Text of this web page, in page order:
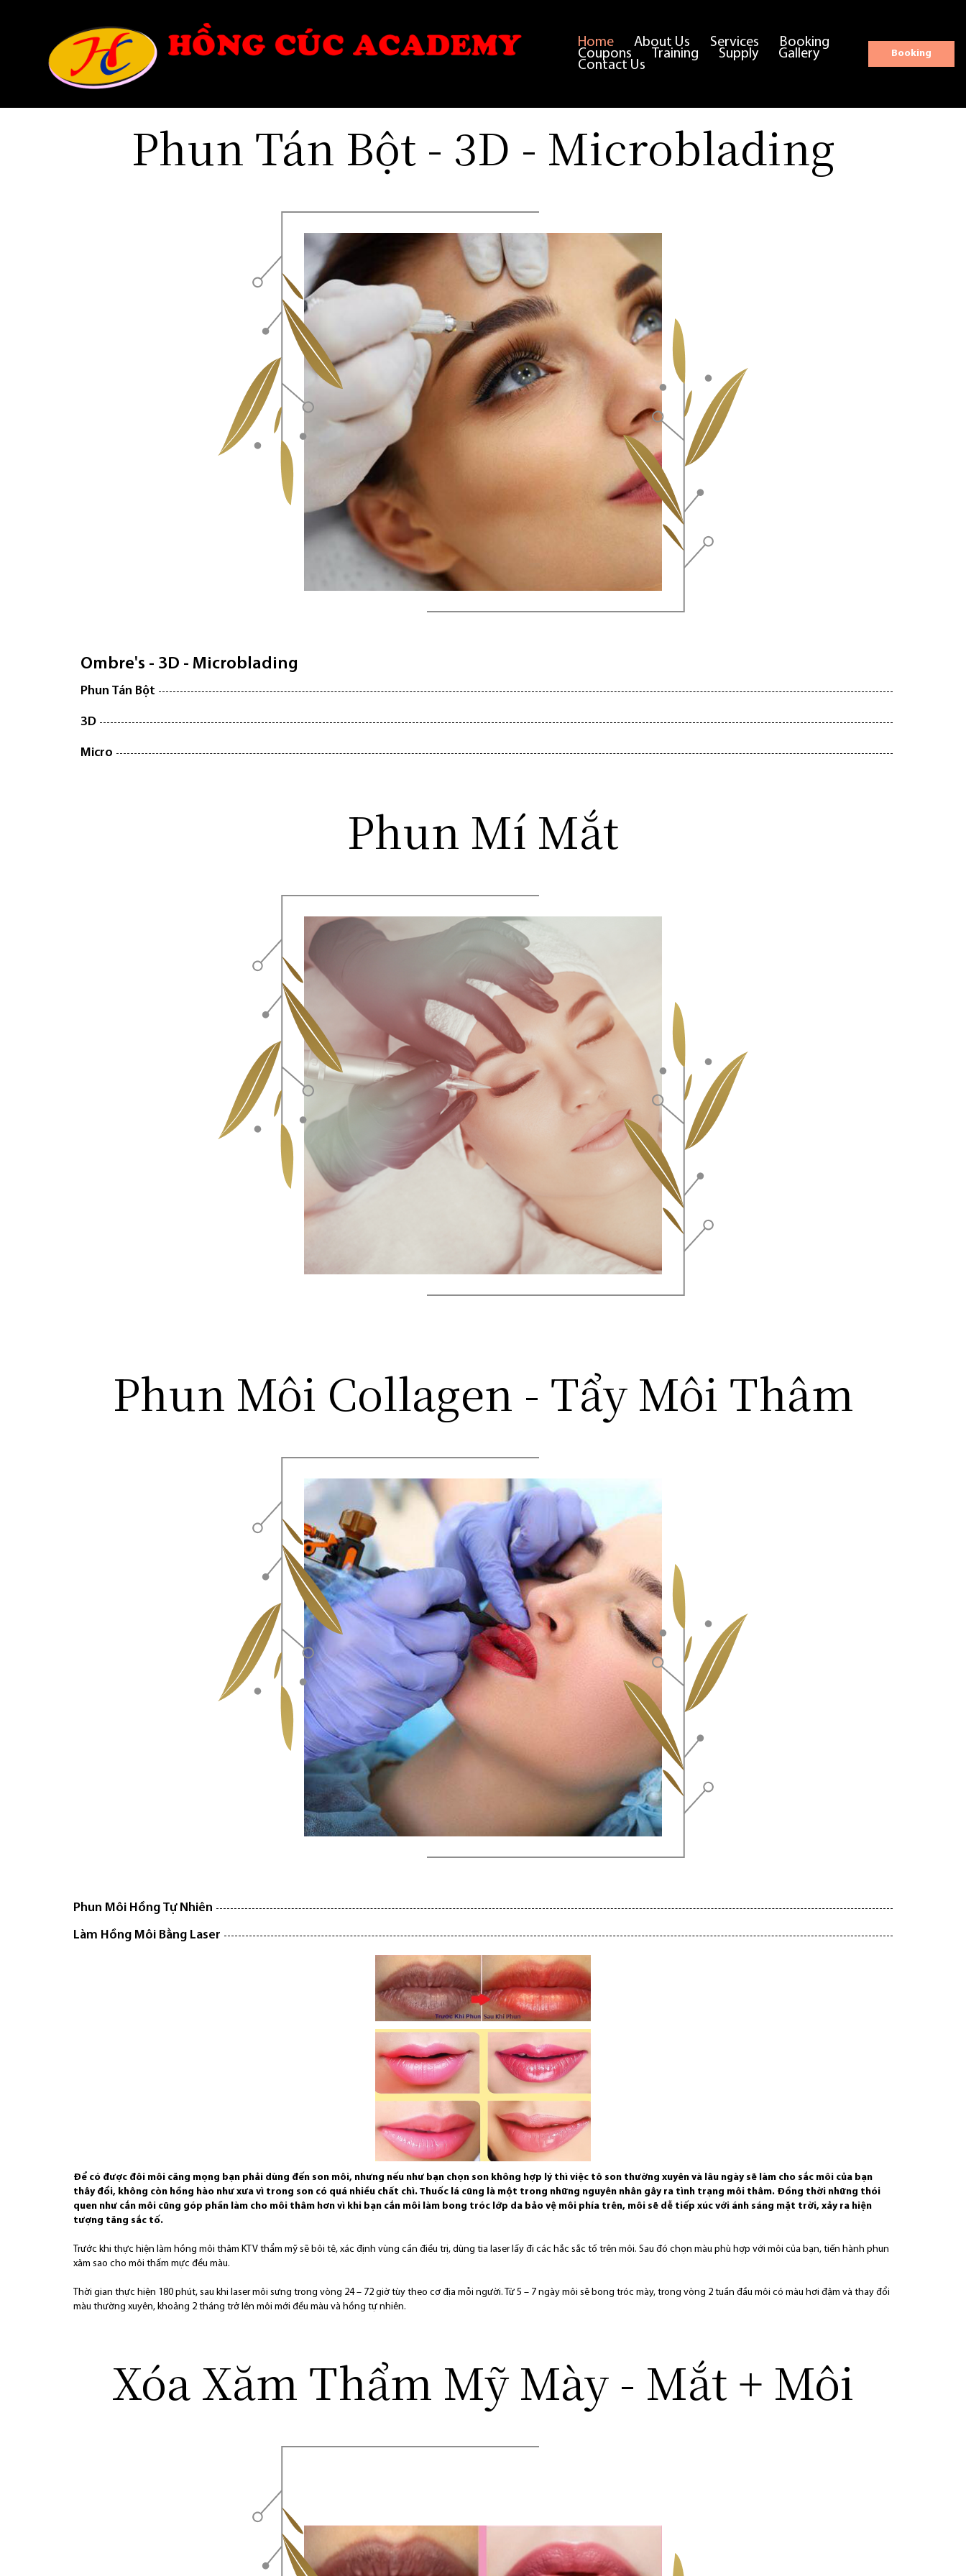
Home About Us Services
Booking
Coupons
Training Supply
Gallery
Contact Us
Booking
Phun Tán Bột - 3D - Microblading
Ombre's - 3D - Microblading
Phun Tán Bột
3D
Micro
Phun Mí Mắt
Phun Môi Collagen - Tẩy Môi Thâm
Phun Môi Hồng Tự Nhiên
Làm Hồng Môi Bằng Laser
Để có được đôi môi căng mọng bạn phải dùng đến son môi, nhưng nếu như bạn chọn son không hợp lý thì việc tô son thường xuyên và lâu ngày sẽ làm cho sắc môi của bạn
thây đổi, không còn hồng hào như xưa vì trong son có quá nhiều chất chì. Thuốc lá cũng là một trong những nguyên nhân gây ra tình trạng môi thâm. Đồng thời những thói
quen như cắn môi cũng góp phần làm cho môi thâm hơn vì khi bạn cắn môi làm bong tróc lớp da bảo vệ môi phía trên, môi sẽ dễ tiếp xúc với ánh sáng mặt trời, xảy ra hiện
tượng tăng sắc tố.
Trước khi thực hiện làm hồng môi thâm KTV thẩm mỹ sẽ bôi tê, xác định vùng cần điều trị, dùng tia laser lấy đi các hắc sắc tố trên môi. Sau đó chọn màu phù hợp với môi của bạn, tiến hành phun
xăm sao cho môi thấm mực đều màu.
Thời gian thực hiện 180 phút, sau khi laser môi sưng trong vòng 24 – 72 giờ tùy theo cơ địa mỗi người. Từ 5 – 7 ngày môi sẽ bong tróc mày, trong vòng 2 tuần đầu môi có màu hơi đậm và thay đổi
màu thường xuyên, khoảng 2 tháng trở lên môi mới đều màu và hồng tự nhiên.
Xóa Xăm Thẩm Mỹ Mày - Mắt + Môi